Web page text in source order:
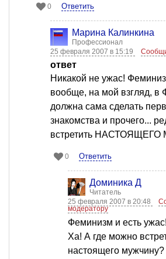
0 Ответить
Марина Калинкина
Профессионал
25 февраля 2007 в 15:19
ответ
Никакой не ужас!
вообще, на мой взгляд, в
должна сама сделать
знакомства и прочего...
встретить
0 Ответить
Доминика Д
Читатель
25 февраля 2007 в 20:48
модератору
Феминизм и есть ужас!
Ха! А где можно
настоящего